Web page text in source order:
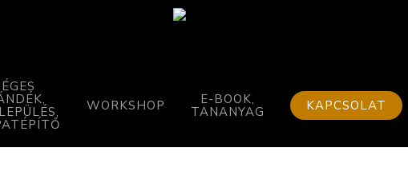
WORKSHOP
E-BOOK,
TANANYAG
KAPCSOLAT